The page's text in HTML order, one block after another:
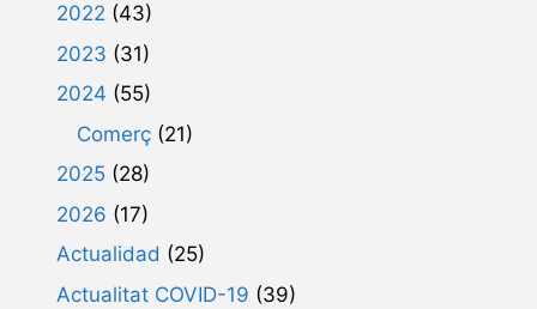
2022 (43)
2023 (31)
2024 (55)
Comerç (21)
2025 (28)
2026 (17)
Actualidad (25)
Actualitat COVID-19 (39)